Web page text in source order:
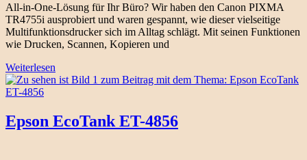
All-in-One-Lösung für Ihr Büro? Wir haben den Canon PIXMA
TR4755i ausprobiert und waren gespannt, wie dieser vielseitige
Multifunktionsdrucker sich im Alltag schlägt. Mit seinen Funktionen
wie Drucken, Scannen, Kopieren und
Weiterlesen
Epson EcoTank ET-4856